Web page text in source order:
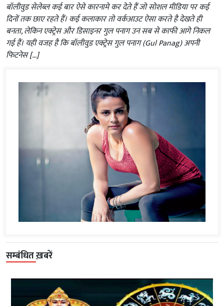
बॉलीवुड सेलेब्ल कई बार ऐसे कारनामे कर देते हैं जो सोशल मीडिया पर कई
दिनों तक छाए रहते हैं। कई कलाकार तो वर्कआउट ऐसा करते है देखते ही
बनता, लेकिन एक्ट्रेस और डिसाइनर गुल पनाग उन सब से काफी आगे निकल
गई हैं। यही वजह है कि बॉलीवुड एक्ट्रेस गुल पनाग (Gul Panag) अपनी
फिटनेस […]
सम्बंधित ख़बरें